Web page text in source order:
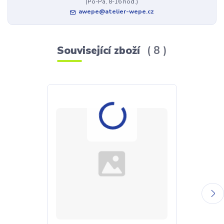
awepe@atelier-wepe.cz
Související zboží 8